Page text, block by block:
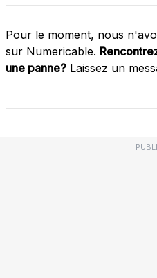
Pour le moment, nous
sur Numericable.
une panne? Laissez un